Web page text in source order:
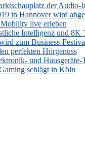
der Audio-
in Hannover wird
live erleben
Intelligenz und 8K
zum Business-
perfekten Hörgenuss
und Hausgeräte-
schlägt in Köln